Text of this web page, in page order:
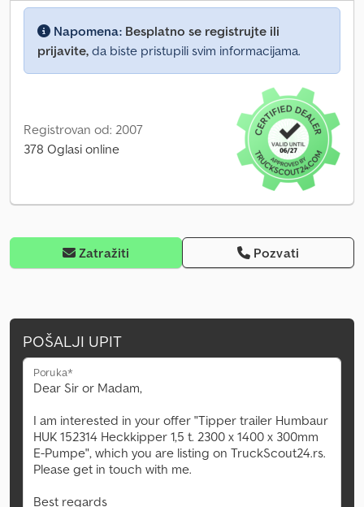
Napomena: Besplatno se registrujte ili
prijavite, da biste pristupili svim informacijama.
Registrovan od: 2007
378 Oglasi online
Zatražiti Pozvati
POŠALJI UPIT
Poruka*